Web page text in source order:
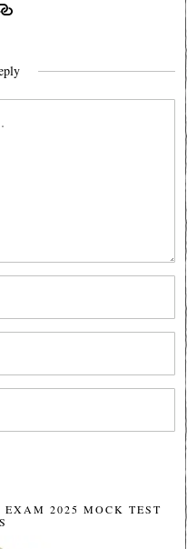
2025 MOCK TEST